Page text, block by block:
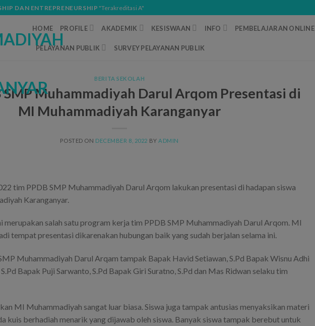
DAN ENTREPRENEURSHIP "Terakreditasi A"
HOME PROFILE AKADEMIK KESISWAAN INFO PEMBELAJARAN ONLINE
PELAYANAN PUBLIK SURVEY PELAYANAN PUBLIK
BERITA SEKOLAH
SMP Muhammadiyah Darul Arqom Presentasi di
MI Muhammadiyah Karanganyar
POSTED ON DECEMBER 8, 2022 BY ADMIN
tim PPDB SMP Muhammadiyah Darul Arqom lakukan presentasi di hadapan siswa
Karanganyar.
merupakan salah satu program kerja tim PPDB SMP Muhammadiyah Darul Arqom. MI
tempat presentasi dikarenakan hubungan baik yang sudah berjalan selama ini.
Muhammadiyah Darul Arqam tampak Bapak Havid Setiawan, S.Pd Bapak Wisnu Adhi
S.Pd Bapak Puji Sarwanto, S.Pd Bapak Giri Suratno, S.Pd dan Mas Ridwan selaku tim
MI Muhammadiyah sangat luar biasa. Siswa juga tampak antusias menyaksikan materi
kuis berhadiah menarik yang dijawab oleh siswa. Banyak siswa tampak berebut untuk